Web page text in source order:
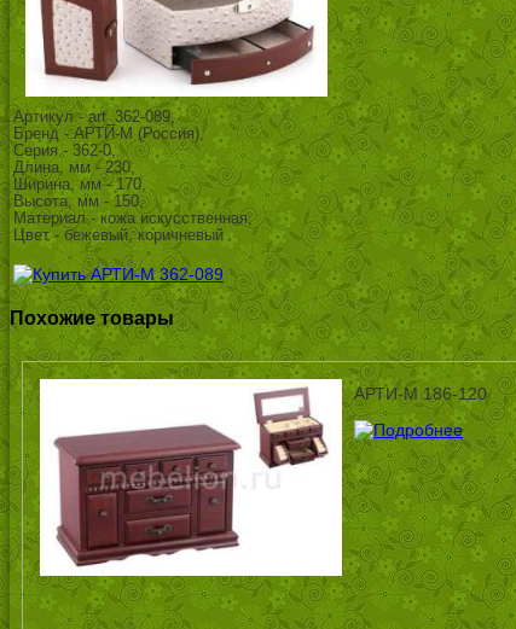
Артикул - art_362-089,
Бренд - АРТИ-М (Россия),
Серия - 362-0,
Длина, мм - 230,
Ширина, мм - 170,
Высота, мм - 150,
Материал - кожа искусственная,
Цвет - бежевый, коричневый
Похожие товары
АРТИ-М 186-120